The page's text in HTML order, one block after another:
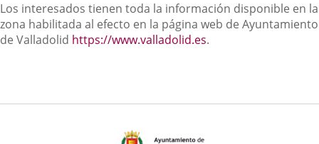
Los interesados tienen toda la información disponible en la
zona habilitada al efecto en la página web de Ayuntamiento
de Valladolid https://www.valladolid.es.